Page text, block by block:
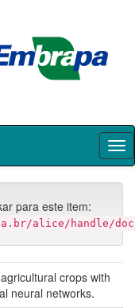
para este item:
alice/handle/doc/
crops with
neural networks.